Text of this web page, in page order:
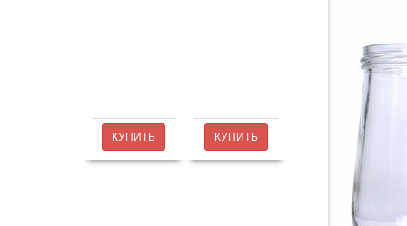
КУПИТЬ КУПИТЬ